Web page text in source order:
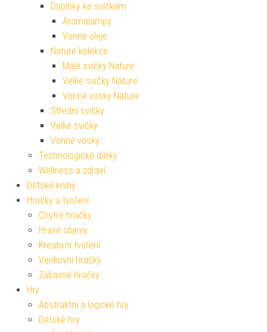
Doplňky ke svíčkám
Aromalampy
Vonné oleje
Nature kolekce
Malé svíčky Nature
Velké svíčky Nature
Vonné vosky Nature
Střední svíčky
Velké svíčky
Vonné vosky
Technologické dárky
Wellness a zdraví
Dětské knihy
Hračky a tvoření
Chytré hračky
Hravé objevy
Kreativní tvoření
Venkovní hračky
Zábavné hračky
Hry
Abstraktní a logické hry
Dětské hry